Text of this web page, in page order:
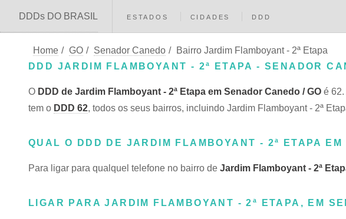
DDDs DO BRASIL ESTADOS CIDADES DDD
Home / GO / Senador Canedo /
Bairro Jardim Flamboyant - 2ª Etapa
DDD JARDIM FLAMBOYANT - 2ª ETAPA - SENADOR
O DDD de Jardim Flamboyant - 2ª Etapa em Senador Canedo / GO é
tem o DDD 62, todos os seus bairros, incluindo Jardim Flamboyant - 2ª
QUAL O DDD DE JARDIM FLAMBOYANT - 2ª ETAPA EM
Para ligar para qualquel telefone no bairro de Jardim Flamboyant - 2ª
LIGAR PARA JARDIM FLAMBOYANT - 2ª ETAPA, EM